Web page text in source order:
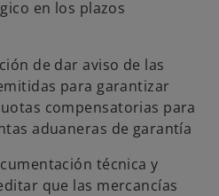
en los plazos
de dar aviso de las
para garantizar
compensatorias para
aduaneras de garantía
técnica y
que las mercancías